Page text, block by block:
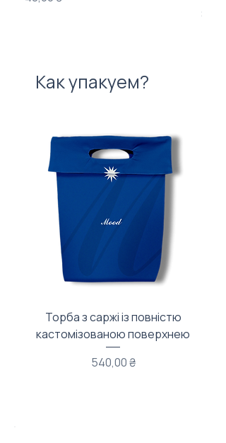
Цена
Как упакуем?
Торба з саржі із повністю
кастомізованою поверхнею
Цена
540,00 ₴